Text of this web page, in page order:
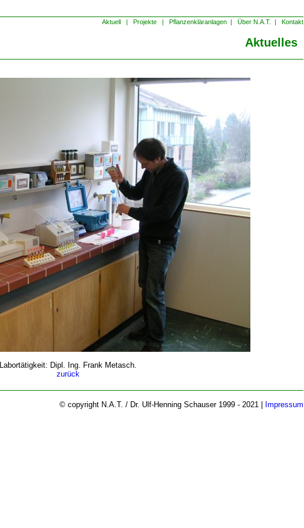
Aktuell | Projekte | Pflanzenkläranlagen | Über N.A.T. | Kontakt
Aktuelles
Labortätigkeit: Dipl. Ing. Frank Metasch.
zurück
© copyright N.A.T. / Dr. Ulf-Henning Schauser 1999 - 2021 | Impressum